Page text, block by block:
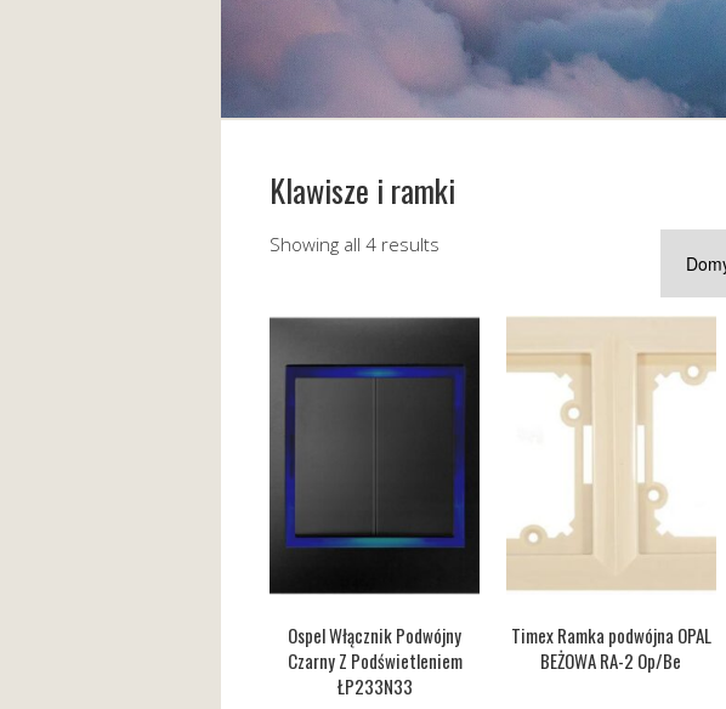
Klawisze i ramki
Showing all 4 results
Ospel Włącznik Podwójny
Czarny Z Podświetleniem
ŁP233N33
Timex Ramka podwójna OPAL
BEŻOWA RA-2 Op/Be